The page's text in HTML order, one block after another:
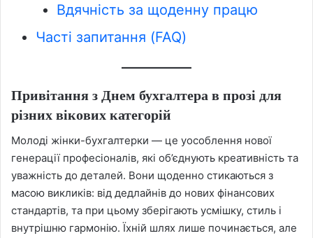
Вдячність за щоденну працю
Часті запитання (FAQ)
Привітання з Днем бухгалтера в прозі для
різних вікових категорій
Молоді жінки-бухгалтерки — це уособлення нової
генерації професіоналів, які об’єднують креативність та
уважність до деталей. Вони щоденно стикаються з
масою викликів: від дедлайнів до нових фінансових
стандартів, та при цьому зберігають усмішку, стиль і
внутрішню гармонію. Їхній шлях лише починається, але